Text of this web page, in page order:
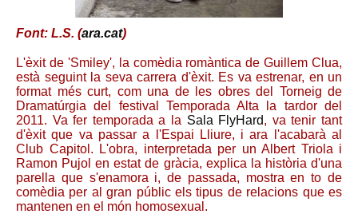
Font: L.S. (ara.cat)
L'èxit de 'Smiley', la comèdia romàntica de Guillem Clua,
està seguint la seva carrera d'èxit. Es va estrenar, en un
format més curt, com una de les obres del Torneig de
Dramatúrgia del festival Temporada Alta la tardor del
2011. Va fer temporada a la Sala FlyHard, va tenir tant
d'èxit que va passar a l'Espai Lliure, i ara l'acabarà al
Club Capitol. L'obra, interpretada per un Albert Triola i
Ramon Pujol en estat de gràcia, explica la història d'una
parella que s'enamora i, de passada, mostra en to de
comèdia per al gran públic els tipus de relacions que es
mantenen en el món homosexual.